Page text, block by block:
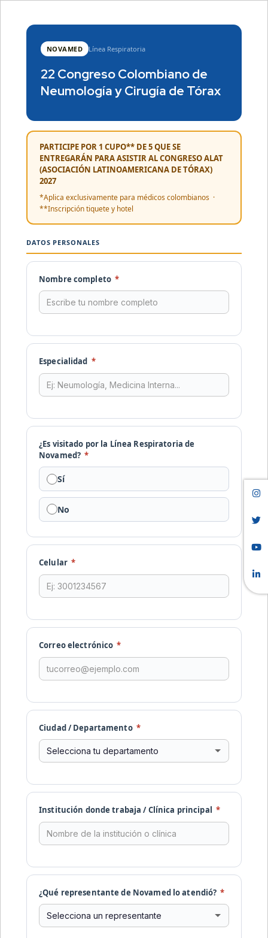
NOVAMED Línea Respiratoria
22 Congreso Colombiano de
Neumología y Cirugía de Tórax
PARTICIPE POR 1 CUPO** DE 5 QUE SE
ENTREGARÁN PARA ASISTIR AL CONGRESO ALAT
(ASOCIACIÓN LATINOAMERICANA DE TÓRAX)
2027
*Aplica exclusivamente para médicos colombianos ·
**Inscripción tiquete y hotel
DATOS PERSONALES
Nombre completo *
Especialidad *
¿Es visitado por la Línea Respiratoria de
Novamed? *
Sí
No
Celular *
Correo electrónico *
Ciudad / Departamento *
Institución donde trabaja / Clínica principal *
¿Qué representante de Novamed lo atendió? *